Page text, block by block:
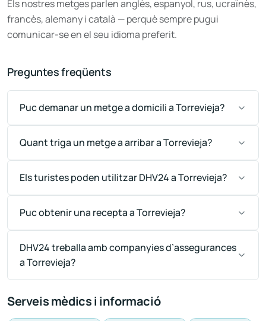
Els nostres metges parlen anglès, espanyol, rus, ucraïnès,
francès, alemany i català — perquè sempre pugui
comunicar-se en el seu idioma preferit.
Preguntes freqüents
Puc demanar un metge a domicili a Torrevieja?
Quant triga un metge a arribar a Torrevieja?
Els turistes poden utilitzar DHV24 a Torrevieja?
Puc obtenir una recepta a Torrevieja?
DHV24 treballa amb companyies d’assegurances
a Torrevieja?
Serveis mèdics i informació